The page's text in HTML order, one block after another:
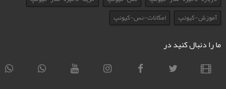
آموزش-کیونپ
امکانات-نس-کیونپ
ما را دنبال کنید در